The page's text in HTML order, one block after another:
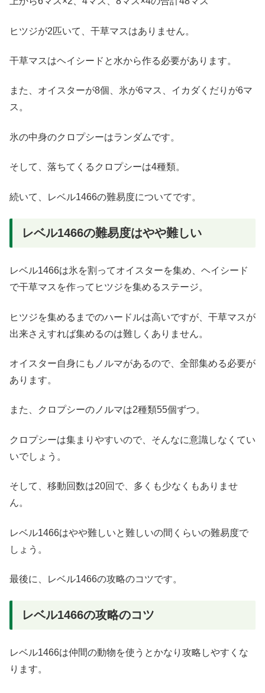
ヒツジが2匹いて、干草マスはありません。
干草マスはヘイシードと水から作る必要があります。
また、オイスターが8個、氷が6マス、イカダくだりが6マ
ス。
氷の中身のクロプシーはランダムです。
そして、落ちてくるクロプシーは4種類。
続いて、レベル1466の難易度についてです。
レベル1466の難易度はやや難しい
レベル1466は氷を割ってオイスターを集め、ヘイシード
で干草マスを作ってヒツジを集めるステージ。
ヒツジを集めるまでのハードルは高いですが、干草マスが
出来さえすれば集めるのは難しくありません。
オイスター自身にもノルマがあるので、全部集める必要が
あります。
また、クロプシーのノルマは2種類55個ずつ。
クロプシーは集まりやすいので、そんなに意識しなくてい
いでしょう。
そして、移動回数は20回で、多くも少なくもありませ
ん。
レベル1466はやや難しいと難しいの間くらいの難易度で
しょう。
最後に、レベル1466の攻略のコツです。
レベル1466の攻略のコツ
レベル1466は仲間の動物を使うとかなり攻略しやすくな
ります。